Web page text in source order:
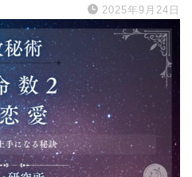
2025年9月24日